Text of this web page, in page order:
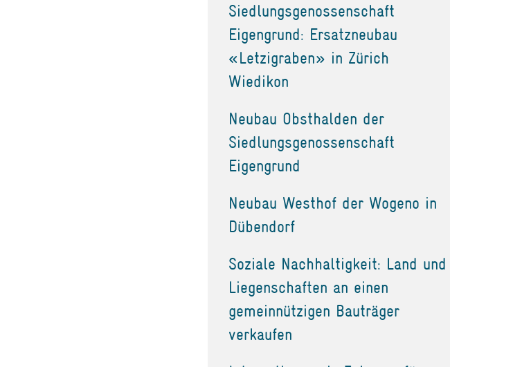
Siedlungsgenossenschaft
Eigengrund: Ersatzneubau
«Letzigraben» in Zürich
Wiedikon
Neubau Obsthalden der
Siedlungsgenossenschaft
Eigengrund
Neubau Westhof der Wogeno in
Dübendorf
Soziale Nachhaltigkeit: Land und
Liegenschaften an einen
gemeinnützigen Bauträger
verkaufen